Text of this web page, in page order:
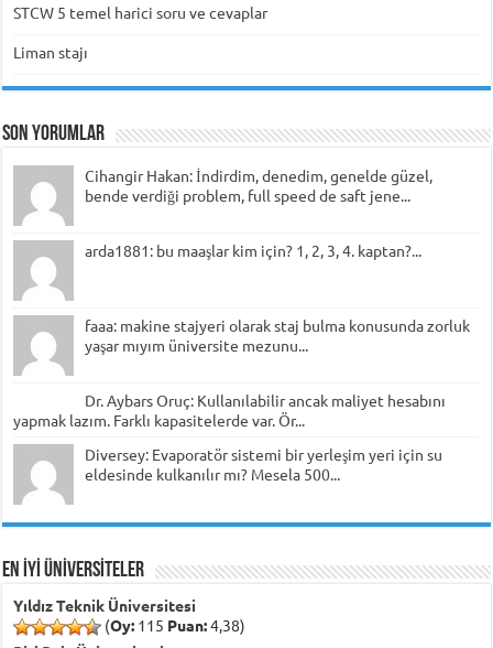
STCW 5 temel harici soru ve cevaplar
Liman stajı
Son Yorumlar
Cihangir Hakan: İndirdim, denedim, genelde güzel,
bende verdiği problem, full speed de saft jene...
arda1881: bu maaşlar kim için? 1, 2, 3, 4. kaptan?...
faaa: makine stajyeri olarak staj bulma konusunda zorluk
yaşar mıyım üniversite mezunu...
Dr. Aybars Oruç: Kullanılabilir ancak maliyet hesabını
yapmak lazım. Farklı kapasitelerde var. Ör...
Diversey: Evaporatör sistemi bir yerleşim yeri için su
eldesinde kulkanılır mı? Mesela 500...
EN İYİ ÜNİVERSİTELER
Yıldız Teknik Üniversitesi
(Oy: 115 Puan:4,38)